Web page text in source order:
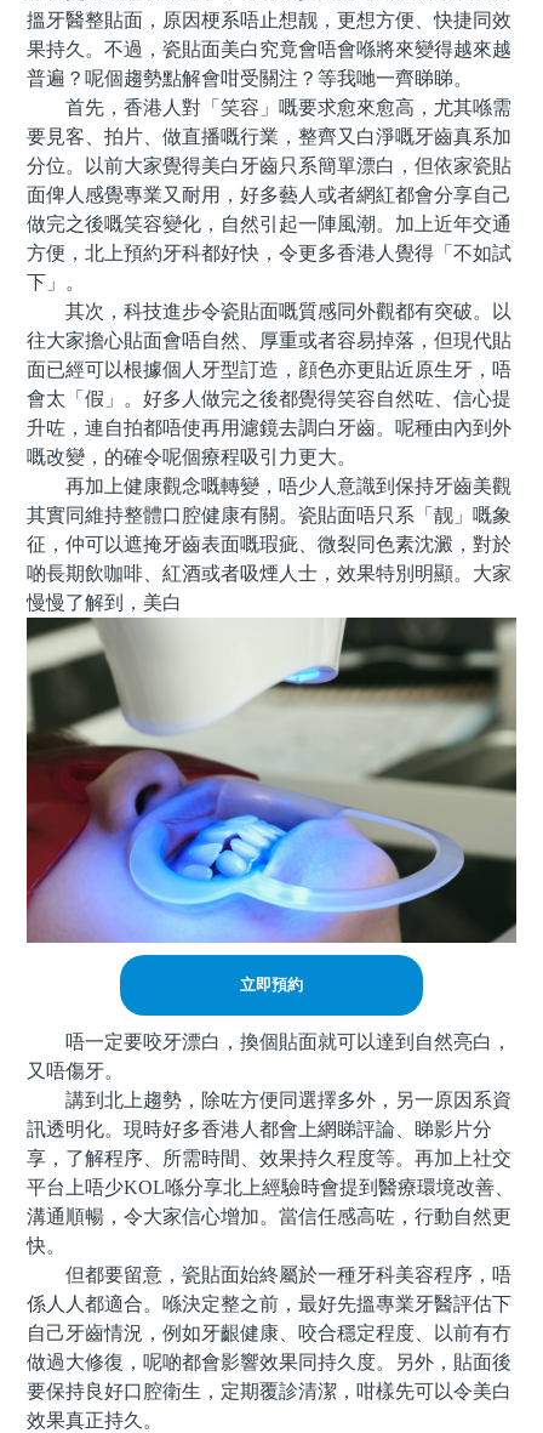
搵牙醫整貼面，原因梗系唔止想靓，更想方便、快捷同效
果持久。不過，瓷貼面美白究竟會唔會喺將來變得越來越
普遍？呢個趨勢點解會咁受關注？等我哋一齊睇睇。
首先，香港人對「笑容」嘅要求愈來愈高，尤其喺需
要見客、拍片、做直播嘅行業，整齊又白淨嘅牙齒真系加
分位。以前大家覺得美白牙齒只系簡單漂白，但依家瓷貼
面俾人感覺專業又耐用，好多藝人或者網紅都會分享自己
做完之後嘅笑容變化，自然引起一陣風潮。加上近年交通
方便，北上預約牙科都好快，令更多香港人覺得「不如試
下」。
其次，科技進步令瓷貼面嘅質感同外觀都有突破。以
往大家擔心貼面會唔自然、厚重或者容易掉落，但現代貼
面已經可以根據個人牙型訂造，顔色亦更貼近原生牙，唔
會太「假」。好多人做完之後都覺得笑容自然咗、信心提
升咗，連自拍都唔使再用濾鏡去調白牙齒。呢種由內到外
嘅改變，的確令呢個療程吸引力更大。
再加上健康觀念嘅轉變，唔少人意識到保持牙齒美觀
其實同維持整體口腔健康有關。瓷貼面唔只系「靓」嘅象
征，仲可以遮掩牙齒表面嘅瑕疵、微裂同色素沈澱，對於
啲長期飲咖啡、紅酒或者吸煙人士，效果特別明顯。大家
慢慢了解到，美白
立即預約
唔一定要咬牙漂白，換個貼面就可以達到自然亮白，
又唔傷牙。
講到北上趨勢，除咗方便同選擇多外，另一原因系資
訊透明化。現時好多香港人都會上網睇評論、睇影片分
享，了解程序、所需時間、效果持久程度等。再加上社交
平台上唔少KOL喺分享北上經驗時會提到醫療環境改善、
溝通順暢，令大家信心增加。當信任感高咗，行動自然更
快。
但都要留意，瓷貼面始終屬於一種牙科美容程序，唔
係人人都適合。喺決定整之前，最好先搵專業牙醫評估下
自己牙齒情況，例如牙齦健康、咬合穩定程度、以前有冇
做過大修復，呢啲都會影響效果同持久度。另外，貼面後
要保持良好口腔衛生，定期覆診清潔，咁樣先可以令美白
效果真正持久。